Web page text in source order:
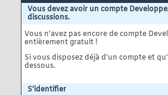
Vous devez avoir un compte
discussions.
Vous n'avez pas encore de compte
entièrement gratuit !
Si vous disposez déjà d'un compte et
dessous.
S'identifier